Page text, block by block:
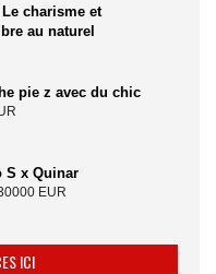
charisme et
au naturel
pie z avec du chic
S x Quinar
EUR
ICI